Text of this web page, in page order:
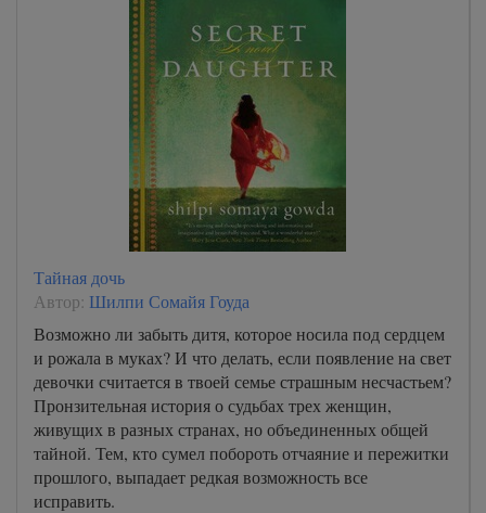
Тайная дочь
Автор: Шилпи Сомайя Гоуда
Возможно ли забыть дитя, которое носила под сердцем
и рожала в муках? И что делать, если появление на свет
девочки считается в твоей семье страшным несчастьем?
Пронзительная история о судьбах трех женщин,
живущих в разных странах, но объединенных общей
тайной. Тем, кто сумел побороть отчаяние и пережитки
прошлого, выпадает редкая возможность все
исправить.